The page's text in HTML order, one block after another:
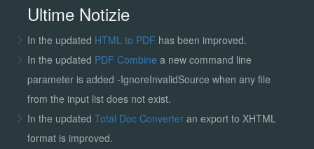
Ultime Notizie
In the updated HTML to PDF has been improved.
In the updated PDF Combine a new command line
parameter is added -IgnoreInvalidSource when any file
from the input list does not exist.
In the updated Total Doc Converter an export to XHTML
format is improved.